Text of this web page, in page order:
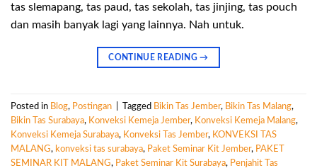
tas slemapang, tas paud, tas sekolah, tas jinjing, tas pouch
dan masih banyak lagi yang lainnya. Nah untuk.
CONTINUE READING→
Posted in Blog, Postingan Tagged Bikin Tas Jember, Bikin Tas Malang,
Bikin Tas Surabaya, Konveksi Kemeja Jember, Konveksi Kemeja Malang,
Konveksi Kemeja Surabaya, Konveksi Tas Jember, KONVEKSI TAS
MALANG, konveksi tas surabaya, Paket Seminar Kit Jember, PAKET
SEMINAR KIT MALANG, Paket Seminar Kit Surabaya, Penjahit Tas